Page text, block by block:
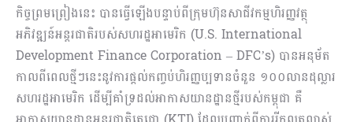
កិច្ចព្រមព្រៀងនេះ បានធ្វើឡើងបន្ទាប់ពីក្រុមហ៊ុនសាជីវកម្មហិរញ្ញវត្ថុ
អភិវឌ្ឍន៍អន្តរជាតិរបស់សហរដ្ឋអាមេរិក (U.S. International
Development Finance Corporation – DFC’s) បានអនុម័ត
កាលពីពេលថ្មីៗនេះនូវការផ្តល់កញ្ចប់ហិរញ្ញប្បទានចំនួន ១០០លានដុល្លារ
សហរដ្ឋអាមេរិក ដើម្បីគាំទ្រដល់អាកាសយានដ្ឋានថ្មីរបស់កម្ពុជា គឺ